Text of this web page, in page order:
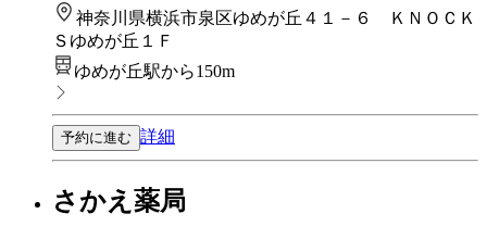
神奈川県横浜市泉区ゆめが丘４１－６ ＫＮＯＣＫ
Ｓゆめが丘１Ｆ
ゆめが丘駅から150m
予約に進む 詳細
さかえ薬局